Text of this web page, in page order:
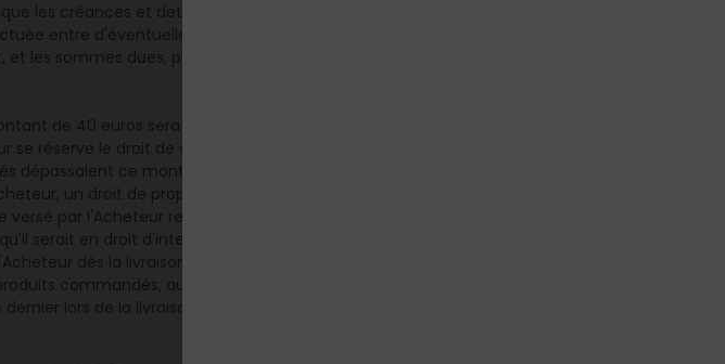
les créances et dettes réciproques soient certaines, liquides
entre d'éventuelles pénalités pour retard dans la livraison ou
sommes dues, par ce dernier, au Fournisseur, au titre de
de 40 euros sera due, de plein droit et sans notification
réserve le droit de demander à l'Acheteur une indemnisation
ce montant, sur présentation des justificatifs.
un droit de propriété sur les produits vendus, lui
par l'Acheteur restera acquis au Fournisseur à titre
serait en droit d'intenter de ce fait à l'encontre de l'Acheteur.
dès la livraison des produits commandés.
commandés, au profit du Fournisseur, par une assurance
lors de la livraison. A défaut, le Fournisseur serait en droit